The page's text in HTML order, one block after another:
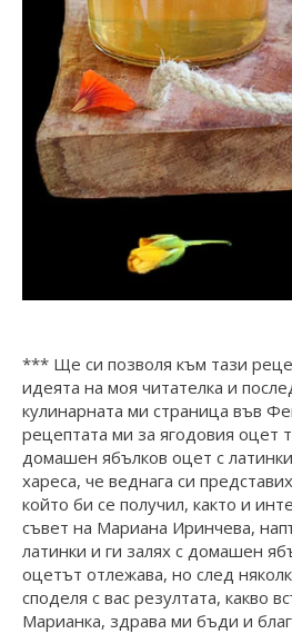
*** Ще си позволя към тази
идеята на моя читателка и
кулинарната ми страница във
рецептата ми за ягодовия оцет
домашен ябълков оцет с
хареса, че веднага си
който би се получил, както и
съвет на Мариана Иринчева,
латинки и ги залях с домашен
оцетът отлежава, но след
споделя с вас резултата, какво
Марианка, здрава ми бъди и